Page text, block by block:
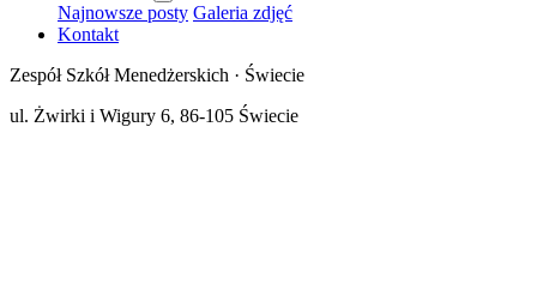
Najnowsze posty Galeria zdjęć
Kontakt
Zespół Szkół Menedżerskich · Świecie
ul. Żwirki i Wigury 6, 86-105 Świecie